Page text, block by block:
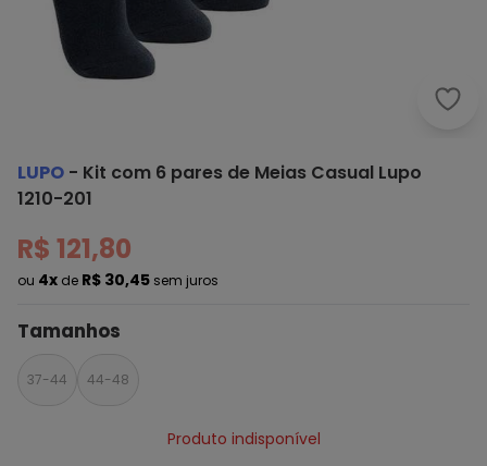
LUPO - Kit com 6 pares de Meias Casual Lupo
1210-201
R$ 121,80
ou 4x de R$ 30,45 sem juros
Tamanhos
37-44 44-48
Produto indisponível